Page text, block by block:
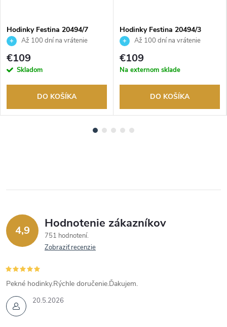
Hodinky Festina 20494/7
Až 100 dní na vrátenie
tovaru. Autorizovaný predajca.
€109
Skladom
DO KOŠÍKA
Hodinky Festina 20494/3
Až 100 dní na vrátenie
tovaru. Autorizovaný predajca.
€109
Na externom sklade
DO KOŠÍKA
4,9 Hodnotenie zákazníkov
751 hodnotení
Zobraziť recenzie
20.5.2026
Pekné hodinky.Rýchle doručenie.Ďakujem.